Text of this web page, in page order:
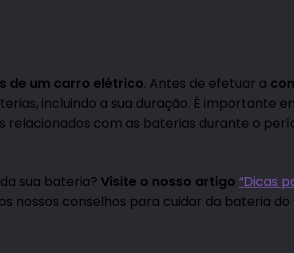
de um carro elétrico. Antes de efetuar a
incluindo a sua duração. É importante
com as baterias durante o
sua bateria? Visite o nosso artigo “Dicas
nossos conselhos para cuidar da bateria do